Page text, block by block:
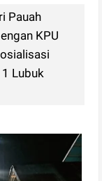
Pauah
KPU
Lubuk